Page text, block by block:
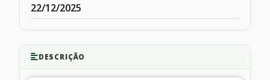
22/12/2025
DESCRIÇÃO